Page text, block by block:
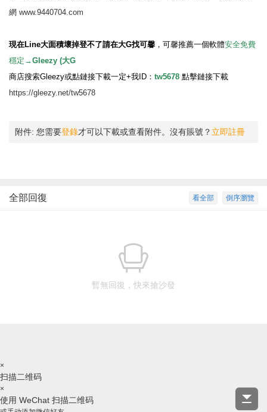
網 www.9440704.com
現在Line大面積壞掉登不了請在大G找可馨 ， 可馨推薦一個軟體安全免費
穩定→Gleezy (大G
商店搜索Gleezy或點鏈接下載一定+我ID： tw5678 點擊鏈接下載
https://gleezy.net/tw5678
附件: 您需要登錄才可以下載或查看附件。沒有賬號？ 立即註冊
倒序瀏覽
看全部
全部回復
暫無回復，快來搶沙發
×
扫描二维码
×
使用 WeChat 扫描二维码